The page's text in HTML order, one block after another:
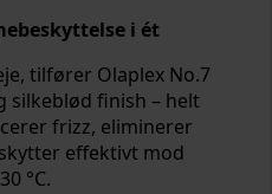
i ét
tilfører Olaplex No.7
silkeblød finish – helt
frizz, eliminerer
effektivt mod
°C.